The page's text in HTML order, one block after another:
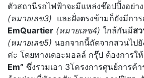
ตัวสถานีรถไฟฟ้าจะมีแหล่งช๊อปปิ้งอย่าง
(หมายเลข3) และฝั่งตรงข้ามก็ยังมีกา
EmQuartier (หมายเลข4) ใกล้กันมีส
(หมายเลข5) นอกจากนี้ถัดจากสวนไปยั
ค่ะ โดยทางเดอะมอลล์ กรุ๊ป ต้องการใ
Em” ซึ่งรวมเอา 3โครงการศูนย์การค้